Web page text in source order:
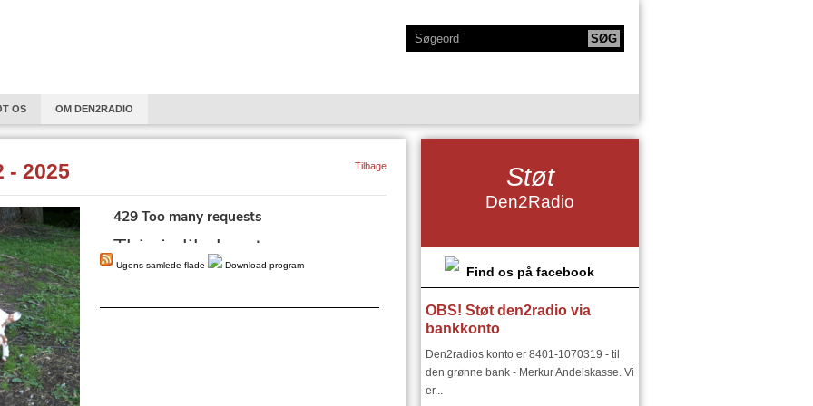
OS OM DEN2RADIO
I DANSK OG EUROPÆISK PERSPEKTIV. HÅNDVÆRK REFLEKTIONER NY SERIE - BODYTALK
KVINDELIGE KOMPONISTER FRA 8 LANDE GENNEM 400 ÅR. PHARAOS KLASSIKERE NY SERIE OM HAFNIA
SPOR - SANGE GENNEM 40 ÅR SØNDAGSFORTÆLLING OPERA SERIE KLANGKAMMERET
– PEJLING AF DANNELSE
SCHLAGERMUSIK PHARAO-PRISEN SERIE OM " PSYKISK ARBEJDSMILJØ"
PHARAOS KLASSIKERE: MYTER AF JOHANNES V. JENSEN
20.ÅRHUNDREDE TO NYE SERIER: DEN2RADIO - SNART 18 ÅR
EN PODCASTSERIE AF JOURNALIST HELLE SCHØLER KJÆR KOMPONISTER I ØSTEUROPA I 1900 TALLET
- 2025
Ugens samlede flade Download program
Tilbage Støt
Den2Radio
Find os på facebook
OBS! Støt den2radio via
bankkonto
Den2radios konto er 8401-1070319 - til
den grønne bank - Merkur Andelskasse. Vi
er...